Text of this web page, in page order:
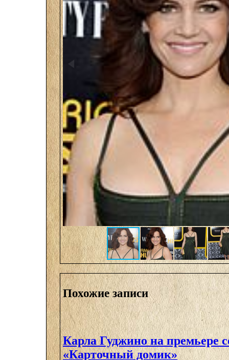
Похожие записи
Карла Гуджино на премьере
«Карточный домик»